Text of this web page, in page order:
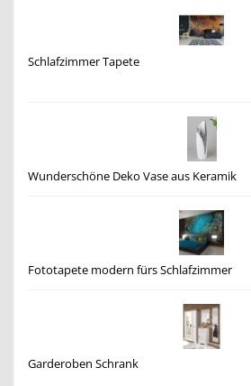
Schlafzimmer Tapete
Wunderschöne Deko Vase aus Keramik
Fototapete modern fürs Schlafzimmer
Garderoben Schrank